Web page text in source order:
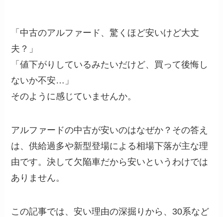
「中古のアルファード、驚くほど安いけど大丈
夫？」
「値下がりしているみたいだけど、買って後悔し
ないか不安…」
そのように感じていませんか。
アルファードの中古が安いのはなぜか？その答え
は、供給過多や新型登場による相場下落が主な理
由です。決して欠陥車だから安いというわけでは
ありません。
この記事では、安い理由の深掘りから、30系など